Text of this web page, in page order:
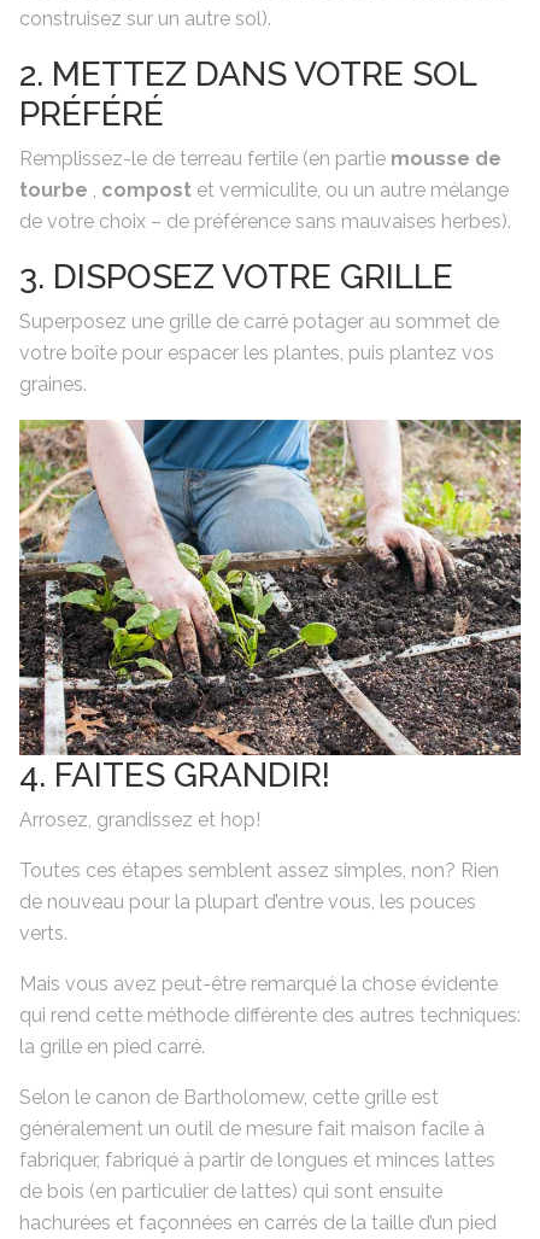
construisez sur un autre sol).
2. METTEZ DANS VOTRE SOL
PRÉFÉRÉ
Remplissez-le de terreau fertile (en partie mousse de
tourbe , compost et vermiculite, ou un autre mélange
de votre choix – de préférence sans mauvaises herbes).
3. DISPOSEZ VOTRE GRILLE
Superposez une grille de carré potager au sommet de
votre boîte pour espacer les plantes, puis plantez vos
graines.
4. FAITES GRANDIR!
Arrosez, grandissez et hop!
Toutes ces étapes semblent assez simples, non? Rien
de nouveau pour la plupart d’entre vous, les pouces
verts.
Mais vous avez peut-être remarqué la chose évidente
qui rend cette méthode différente des autres techniques:
la grille en pied carré.
Selon le canon de Bartholomew, cette grille est
généralement un outil de mesure fait maison facile à
fabriquer, fabriqué à partir de longues et minces lattes
de bois (en particulier de lattes) qui sont ensuite
hachurées et façonnées en carrés de la taille d’un pied